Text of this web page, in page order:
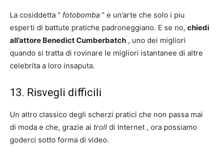
La cosiddetta ” fotobomba ” e un’arte che solo i piu
esperti di battute pratiche padroneggiano. E se no, chiedi
all’attore Benedict Cumberbatch , uno dei migliori
quando si tratta di rovinare le migliori istantanee di altre
celebrita a loro insaputa.
13. Risvegli difficili
Un altro classico degli scherzi pratici che non passa mai
di moda e che, grazie ai troll di Internet , ora possiamo
goderci sotto forma di video.